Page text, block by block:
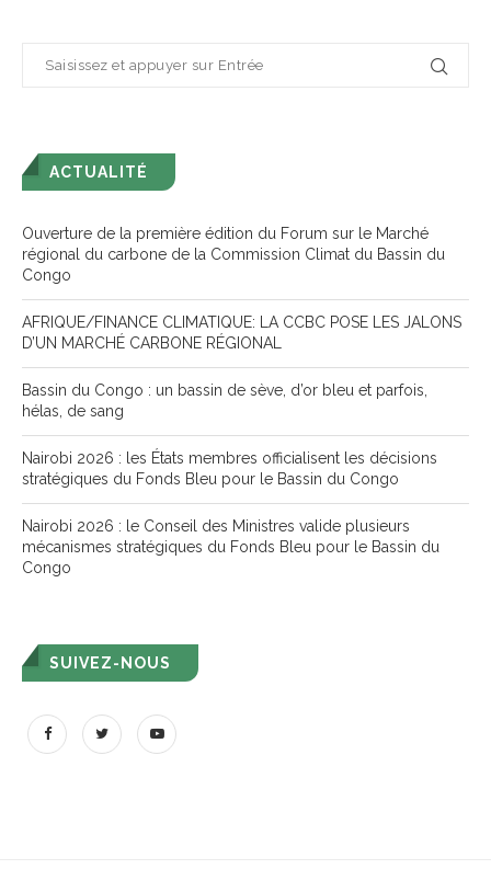
ACTUALITÉ
Ouverture de la première édition du Forum sur le Marché
régional du carbone de la Commission Climat du Bassin du
Congo
AFRIQUE/FINANCE CLIMATIQUE: LA CCBC POSE LES JALONS
D’UN MARCHÉ CARBONE RÉGIONAL
Bassin du Congo : un bassin de sève, d’or bleu et parfois,
hélas, de sang
Nairobi 2026 : les États membres officialisent les décisions
stratégiques du Fonds Bleu pour le Bassin du Congo
Nairobi 2026 : le Conseil des Ministres valide plusieurs
mécanismes stratégiques du Fonds Bleu pour le Bassin du
Congo
SUIVEZ-NOUS